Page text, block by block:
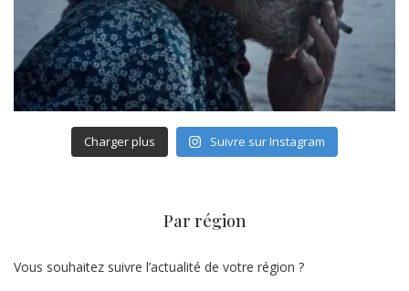
Charger plus Suivre sur Instagram
Par région
Vous souhaitez suivre l’actualité de votre région ?